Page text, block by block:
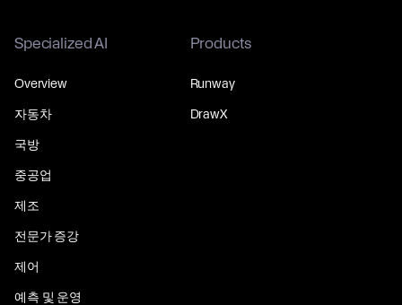
Specialized AI
Overview
자동차
국방
중공업
제조
전문가 증강
제어
예측 및 운영
Products
Runway
DrawX